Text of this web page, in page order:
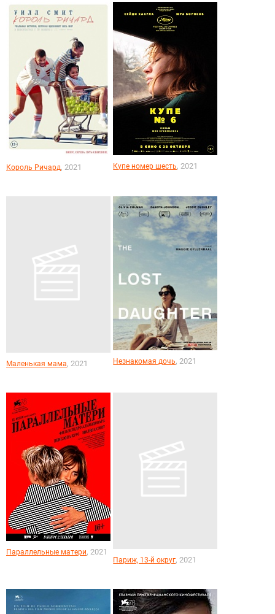
Король Ричард, 2021 Купе номер шесть, 2021
Маленькая мама, 2021 Незнакомая дочь, 2021
Параллельные матери, 2021
Париж, 13-й округ, 2021